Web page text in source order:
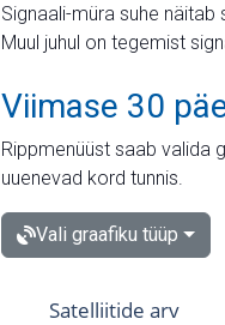
Signaali-müra suhe
Muul juhul on tegemist
Viimase 30
Rippmenüüst saab valida
uuenevad kord tunnis.
Vali graafiku tüüp
Satelliitide arv